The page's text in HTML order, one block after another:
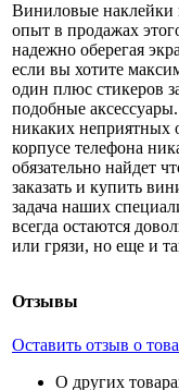
Виниловые наклейки
опыт в продажах
надежно оберегая
если вы хотите
один плюс стикеров
подобные
никаких неприятных
корпусе телефона
обязательно найдет
заказать и купить
задача наших
всегда остаются
или грязи, но еще и
Отзывы
Оставить отзыв о
О других